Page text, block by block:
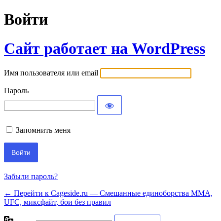
Войти
Сайт работает на WordPress
Имя пользователя или email
Пароль
Запомнить меня
Забыли пароль?
← Перейти к Cageside.ru — Смешанные единоборства MMA,
UFC, миксфайт, бои без правил